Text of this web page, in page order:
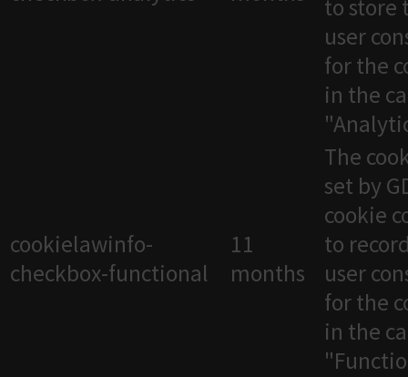
to store
user
for the
in the
cookielawinfo-
checkbox-functional
11
months
The
set by
cookie
to
user
for the
in the